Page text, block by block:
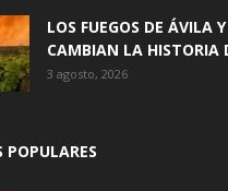
LOS FUEGOS DE ÁVILA
CAMBIAN LA HISTORIA
3 agosto, 2026
POPULARES